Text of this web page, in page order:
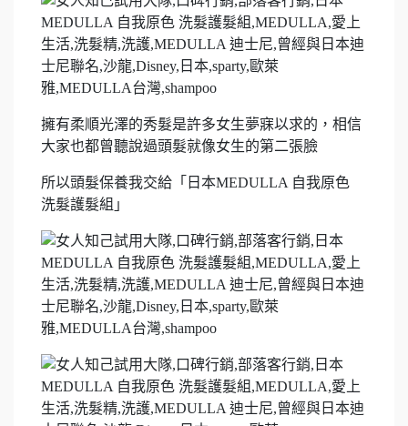
擁有柔順光澤的秀髮是許多女生夢寐以求的，相信
大家也都曾聽說過頭髮就像女生的第二張臉
所以頭髮保養我交給「日本MEDULLA 自我原色
洗髮護髮組」